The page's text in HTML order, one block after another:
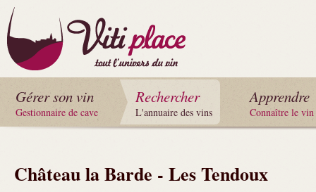
Gérer son vin
Gestionnaire de cave
Rechercher
L'annuaire des vins
Apprendre
Connaître le vin
Château la Barde - Les Tendoux